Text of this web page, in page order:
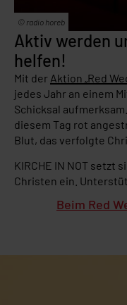
© radio horeb
Aktiv werden
helfen!
Mit der Aktion „Red
jedes Jahr an einem
Schicksal
diesem Tag rot
Blut, das verfolgte
KIRCHE IN NOT setzt
Christen ein.
Beim Red